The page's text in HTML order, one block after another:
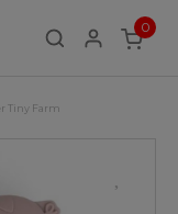
0
ITEMS
Tiny Farm